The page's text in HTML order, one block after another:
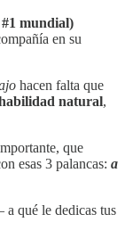
mundial)
en su
hacen falta que
natural,
que
esas 3 palancas: a
qué le dedicas tus